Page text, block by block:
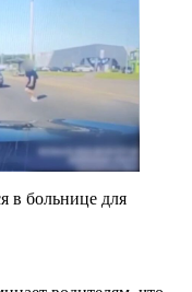
в больнице для